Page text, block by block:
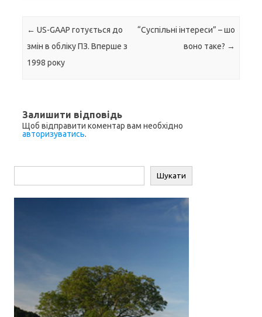
Навігація по запису
← US-GAAP готується до
змін в обліку ПЗ. Вперше з
1998 року
“Суспільні інтереси” – шо
воно таке? →
Залишити відповідь
Щоб відправити коментар вам необхідно
авторизуватись.
Шукати